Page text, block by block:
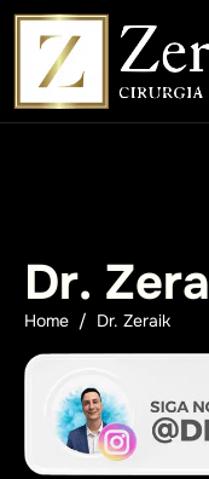
Dr. Zera
Home Dr. Zeraik